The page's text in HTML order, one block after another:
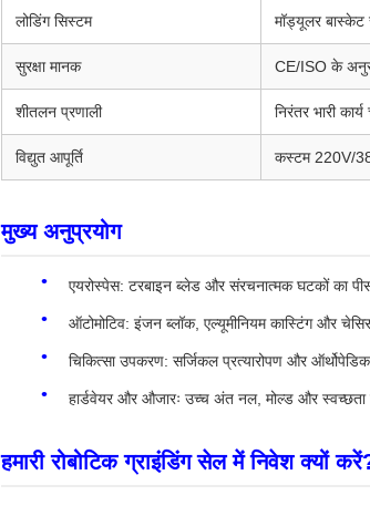
लोडिंग सिस्टम मॉड्यूलर बास्केट
सुरक्षा मानक CE/ISO के
शीतलन प्रणाली निरंतर भारी
विद्युत आपूर्ति कस्टम 220V/
मुख्य अनुप्रयोग
एयरोस्पेस: टरबाइन ब्लेड और संरचनात्मक घटकों का
ऑटोमोटिव: इंजन ब्लॉक, एल्यूमीनियम कास्टिंग और चेसिस
चिकित्सा उपकरण: सर्जिकल प्रत्यारोपण और ऑर्थोपेडिक
हार्डवेयर और औजारः उच्च अंत नल, मोल्ड और
हमारी रोबोटिक ग्राइंडिंग सेल में निवेश क्यों